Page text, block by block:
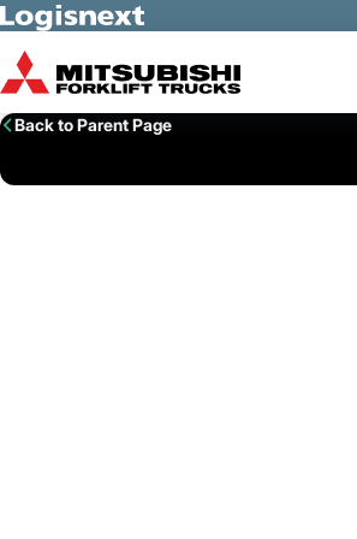
Skip to Main Content
Back to Parent Page